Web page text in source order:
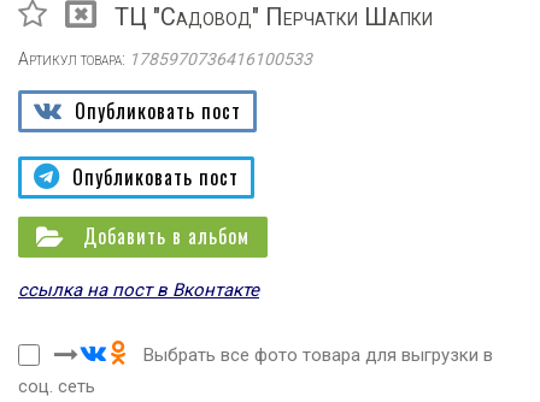
ТЦ "Садовод" Перчатки Шапки
Артикул товара: 1785970736416100533
Опубликовать пост
Опубликовать пост
Добавить в альбом
ссылка на пост в Вконтакте
Выбрать все фото товара для выгрузки в
соц. сеть